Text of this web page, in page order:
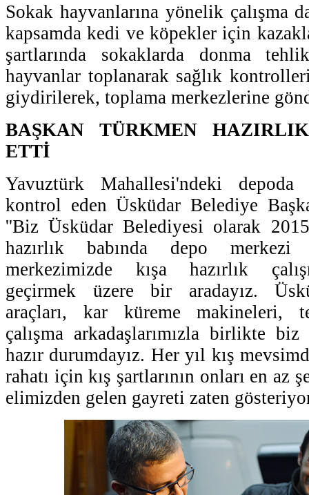
Sokak hayvanlarına yönelik çalışma
kapsamda kedi ve köpekler için
şartlarında sokaklarda donma
hayvanlar toplanarak sağlık
giydirilerek, toplama merkezlerine
BAŞKAN TÜRKMEN
ETTİ
Yavuztürk Mahallesi'ndeki depoda
kontrol eden Üsküdar Belediye
''Biz Üsküdar Belediyesi olarak
hazırlık babında depo
merkezimizde kışa hazırlık
geçirmek üzere bir aradayız.
araçları, kar küreme makineleri,
çalışma arkadaşlarımızla birlikte biz
hazır durumdayız. Her yıl kış
rahatı için kış şartlarının onları en az
elimizden gelen gayreti zaten